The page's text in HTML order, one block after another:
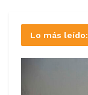
Lo más leído: